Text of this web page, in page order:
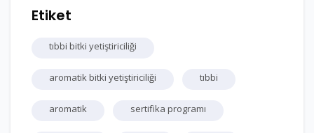
Etiket
tıbbi bitki yetiştiriciliği
aromatik bitki yetiştiriciliği tıbbi
aromatik sertifika programı